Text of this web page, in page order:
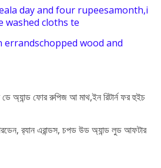
dayand four rupeesamonth,i
washed cloths te
errandschopped wood and
অ্যান্ড ফোর রুপিজ আ মাথ,ইন রিটার্ন ফর হুইচ
র‍্যান এরান্ডস, চপড উড অ্যান্ড লুড আফটার